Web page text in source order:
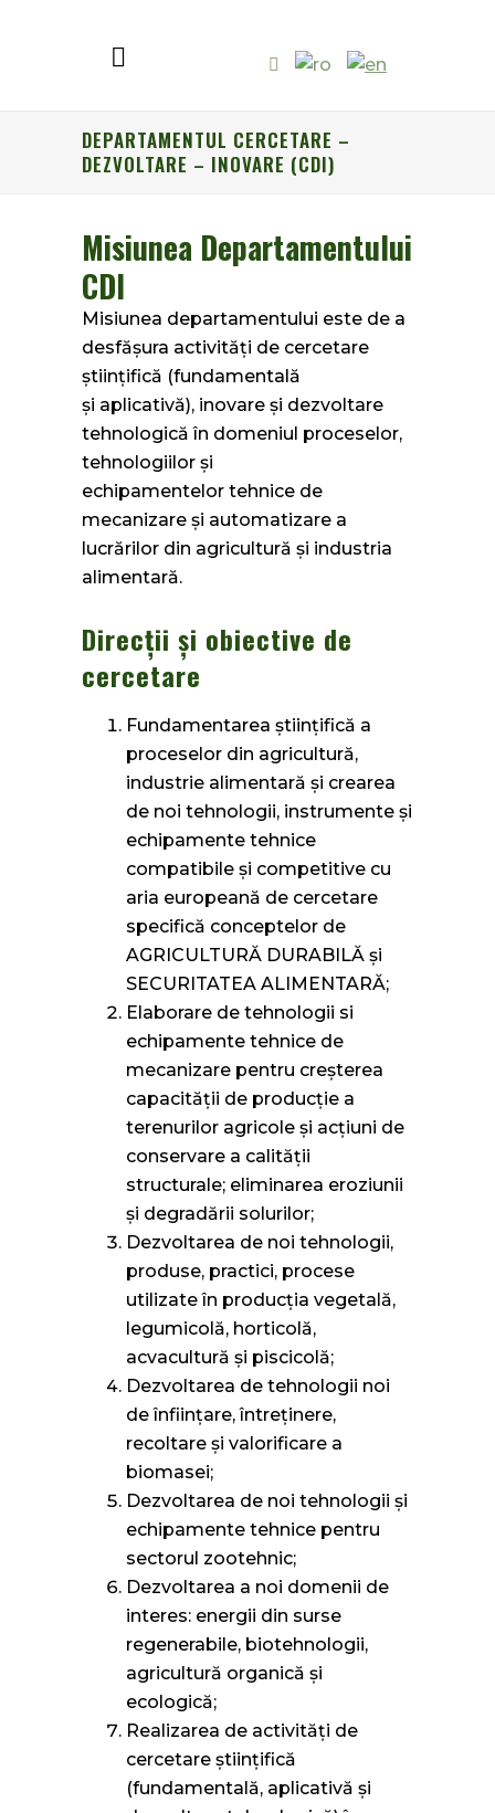
DEPARTAMENTUL CERCETARE –
DEZVOLTARE – INOVARE (CDI)
Misiunea Departamentului
CDI
Misiunea departamentului este de a
desfăşura activităţi de cercetare
ştiinţifică (fundamentală
şi aplicativă), inovare şi dezvoltare
tehnologică în domeniul proceselor,
tehnologiilor şi
echipamentelor tehnice de
mecanizare şi automatizare a
lucrărilor din agricultură şi industria
alimentară.
Direcţii şi obiective de
cercetare
Fundamentarea științifică a
proceselor din agricultură,
industrie alimentară şi crearea
de noi tehnologii, instrumente şi
echipamente tehnice
compatibile şi competitive cu
aria europeană de cercetare
specifică conceptelor de
AGRICULTURĂ DURABILĂ şi
SECURITATEA ALIMENTARĂ;
Elaborare de tehnologii si
echipamente tehnice de
mecanizare pentru creșterea
capacității de producție a
terenurilor agricole și acțiuni de
conservare a calității
structurale; eliminarea eroziunii
și degradării solurilor;
Dezvoltarea de noi tehnologii,
produse, practici, procese
utilizate în producția vegetală,
legumicolă, horticolă,
acvacultură și piscicolă;
Dezvoltarea de tehnologii noi
de înființare, întreținere,
recoltare și valorificare a
biomasei;
Dezvoltarea de noi tehnologii şi
echipamente tehnice pentru
sectorul zootehnic;
Dezvoltarea a noi domenii de
interes: energii din surse
regenerabile, biotehnologii,
agricultură organică și
ecologică;
Realizarea de activități de
cercetare științifică
(fundamentală, aplicativă şi